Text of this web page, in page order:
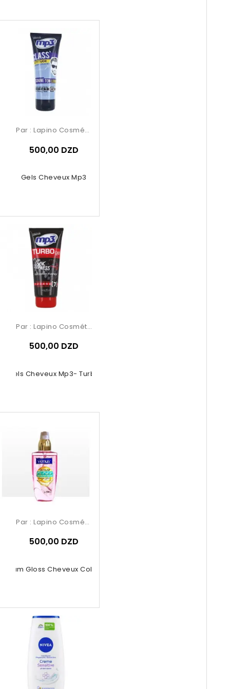
Gels Cheveux Mp3
Par : Lapino Cosmétique
500,00 DZD
Gels Cheveux Mp3- Turbo
Par : Lapino Cosmétique
500,00 DZD
Gloss Cheveux Colorés 150 Ml
Par : Lapino Cosmétique
500,00 DZD